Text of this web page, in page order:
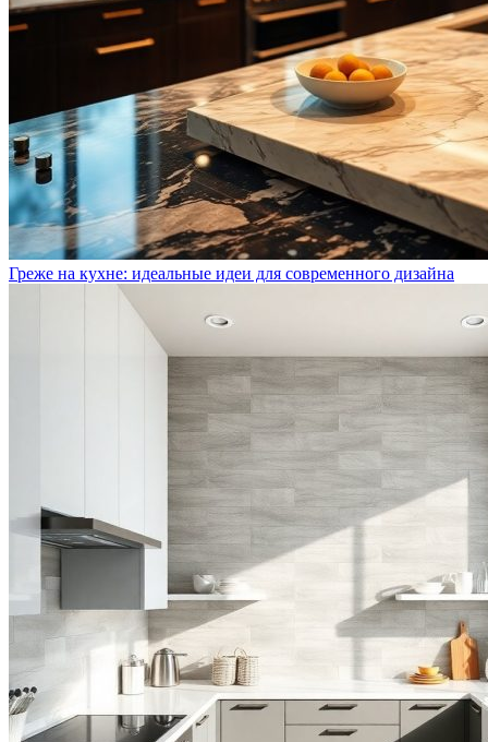
Греже на кухне: идеальные идеи для современного дизайна